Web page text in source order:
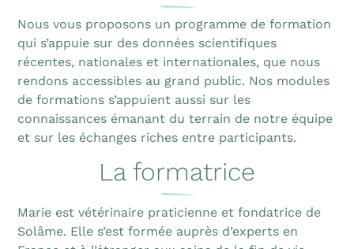
Nous vous proposons un programme de formation
qui s’appuie sur des données scientifiques
récentes, nationales et internationales, que nous
rendons accessibles au grand public. Nos modules
de formations s’appuient aussi sur les
connaissances émanant du terrain de notre équipe
et sur les échanges riches entre participants.
La formatrice
Marie est vétérinaire praticienne et fondatrice de
Solâme. Elle s’est formée auprès d’experts en